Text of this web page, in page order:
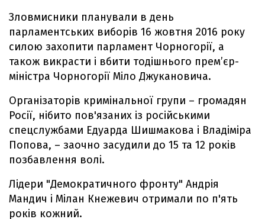
Зловмисники планували в день
парламентських виборів 16 жовтня 2016 року
силою захопити парламент Чорногорії, а
також викрасти і вбити тодішнього прем’єр-
міністра Чорногорії Міло Джукановича.
Організаторів кримінальної групи – громадян
Росії, нібито пов'язаних із російськими
спецслужбами Едуарда Шишмакова і Владіміра
Попова, – заочно засудили до 15 та 12 років
позбавлення волі.
Лідери "Демократичного фронту" Андрія
Мандич і Мілан Кнежевич отримали по п'ять
років кожний.